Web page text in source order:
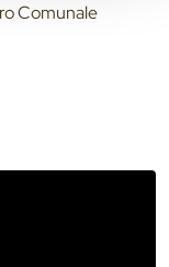
Comunale